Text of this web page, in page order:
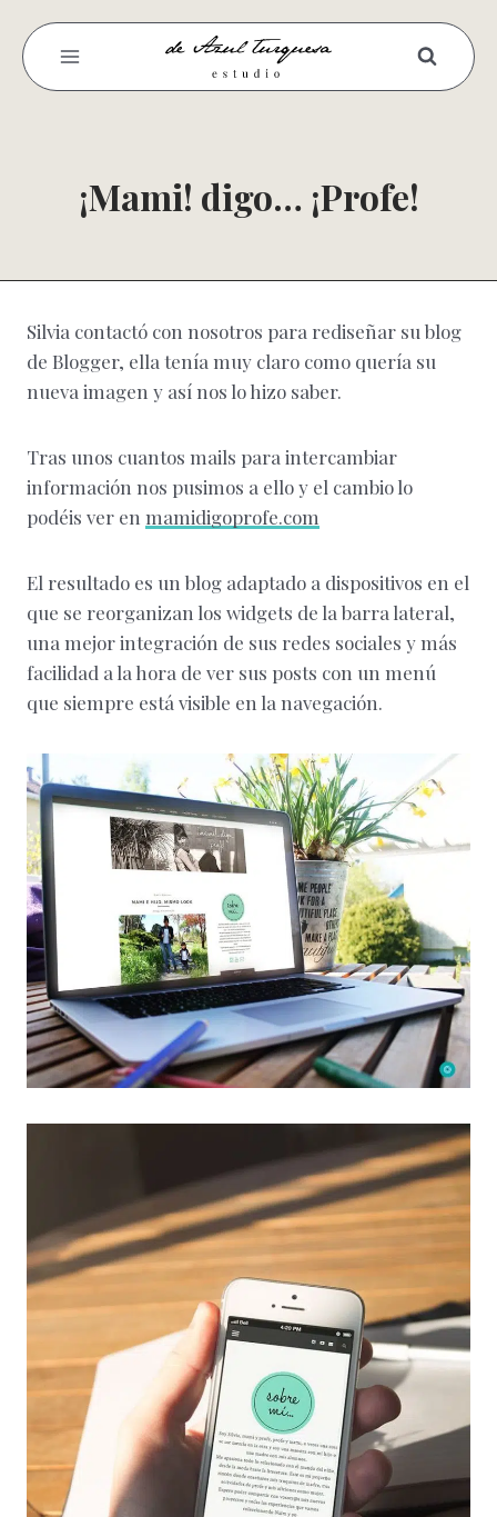
contenido
¡Mami! digo… ¡Profe!
Silvia contactó con nosotros para rediseñar su blog
de Blogger, ella tenía muy claro como quería su
nueva imagen y así nos lo hizo saber.
Tras unos cuantos mails para intercambiar
información nos pusimos a ello y el cambio lo
podéis ver en mamidigoprofe.com
El resultado es un blog adaptado a dispositivos en el
que se reorganizan los widgets de la barra lateral,
una mejor integración de sus redes sociales y más
facilidad a la hora de ver sus posts con un menú
que siempre está visible en la navegación.